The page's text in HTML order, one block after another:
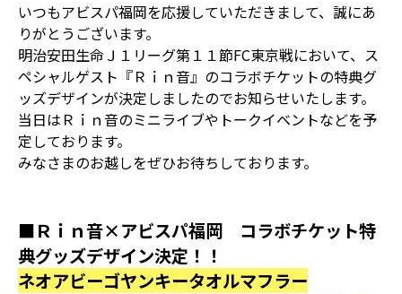
いつもアビスパ福岡を応援していただきまして、誠にあ
りがとうございます。
明治安田生命Ｊ１リーグ第１１節FC東京戦において、ス
ペシャルゲスト『Ｒｉｎ音』のコラボチケットの特典グ
ッズデザインが決定しましたのでお知らせいたします。
当日はＲｉｎ音のミニライブやトークイベントなどを予
定しております。
みなさまのお越しをぜひお待ちしております。
■Ｒｉｎ音×アビスパ福岡 コラボチケット特
典グッズデザイン決定！！
ネオアビーゴヤンキータオルマフラー